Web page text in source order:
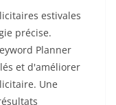
estivales
précise.
Planner
et d'améliorer
Une